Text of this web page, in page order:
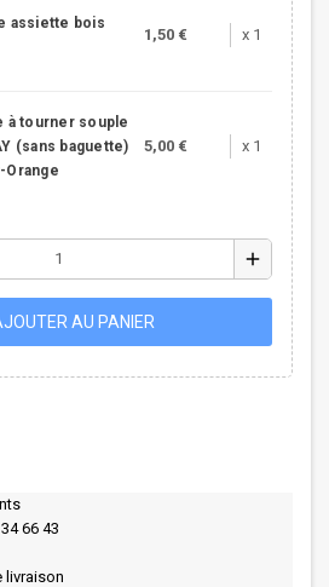
assiette bois
1,50 € x 1
à tourner souple
(sans baguette)
Orange
5,00 € x 1
add
AU PANIER
66 43
livraison